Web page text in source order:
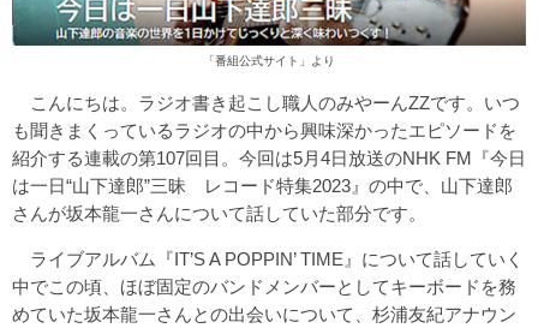
「番組公式サイト 」より
こんにちは。ラジオ書き起こし職人のみやーんZZです。いつ
も聞きまくっているラジオの中から興味深かったエピソードを
紹介する連載の第107回目。今回は5月4日放送のNHK FM『今日
は一日“山下達郎”三昧 レコード特集2023』の中で、山下達郎
さんが坂本龍一さんについて話していた部分です。
ライブアルバム『IT’S A POPPIN’ TIME』について話していく
中でこの頃、ほぼ固定のバンドメンバーとしてキーボードを務
めていた坂本龍一さんとの出会いについて、杉浦友紀アナウン